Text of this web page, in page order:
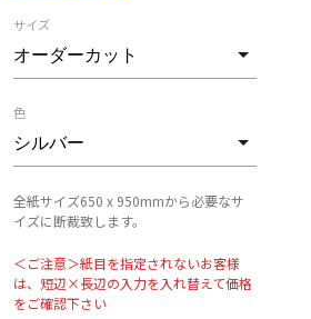
サイズ
色
全紙サイズ650 x 950mmから必要なサ
イズに断裁致します。
＜ご注意＞紙目を指定されないお客様
は、短辺×長辺の入力を入れ替えて価格
をご確認下さい